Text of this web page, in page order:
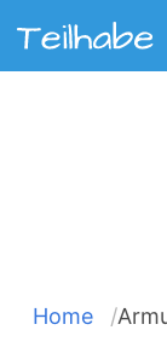
zum
Main
navigation
Home